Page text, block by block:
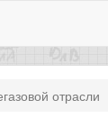
отрасли